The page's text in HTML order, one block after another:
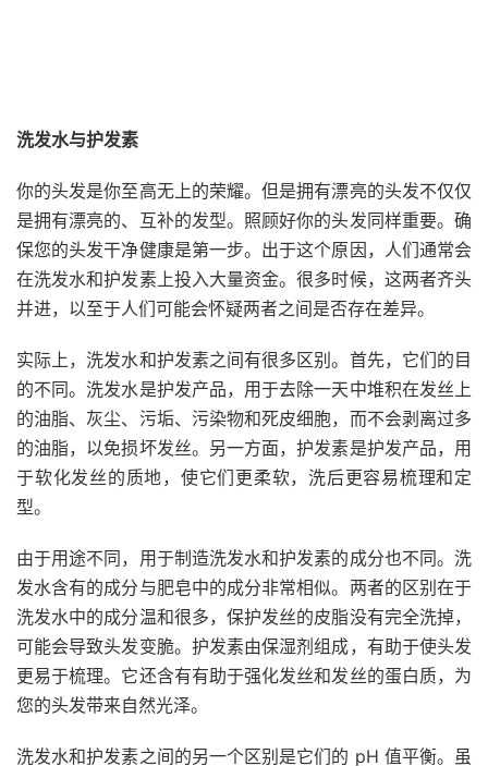
洗发水与护发素
你的头发是你至高无上的荣耀。但是拥有漂亮的头发不仅仅
是拥有漂亮的、互补的发型。照顾好你的头发同样重要。确
保您的头发干净健康是第一步。出于这个原因，人们通常会
在洗发水和护发素上投入大量资金。很多时候，这两者齐头
并进，以至于人们可能会怀疑两者之间是否存在差异。
实际上，洗发水和护发素之间有很多区别。首先，它们的目
的不同。洗发水是护发产品，用于去除一天中堆积在发丝上
的油脂、灰尘、污垢、污染物和死皮细胞，而不会剥离过多
的油脂，以免损坏发丝。另一方面，护发素是护发产品，用
于软化发丝的质地，使它们更柔软，洗后更容易梳理和定
型。
由于用途不同，用于制造洗发水和护发素的成分也不同。洗
发水含有的成分与肥皂中的成分非常相似。两者的区别在于
洗发水中的成分温和很多，保护发丝的皮脂没有完全洗掉，
可能会导致头发变脆。护发素由保湿剂组成，有助于使头发
更易于梳理。它还含有有助于强化发丝和发丝的蛋白质，为
您的头发带来自然光泽。
洗发水和护发素之间的另一个区别是它们的 pH 值平衡。虽